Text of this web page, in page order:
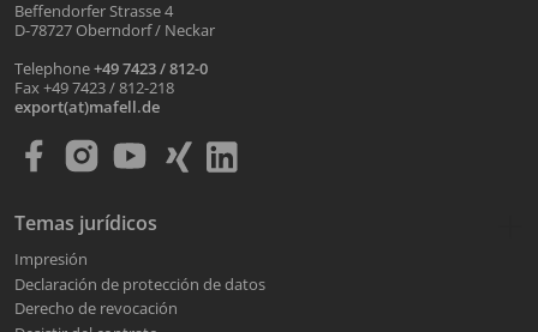
Beffendorfer Strasse 4
D-78727 Oberndorf / Neckar
Telephone+49 7423 / 812-0
Fax +49 7423 / 812-218
export(at)mafell.de
Temas jurídicos
Impresión
Declaración de protección de datos
Derecho de revocación